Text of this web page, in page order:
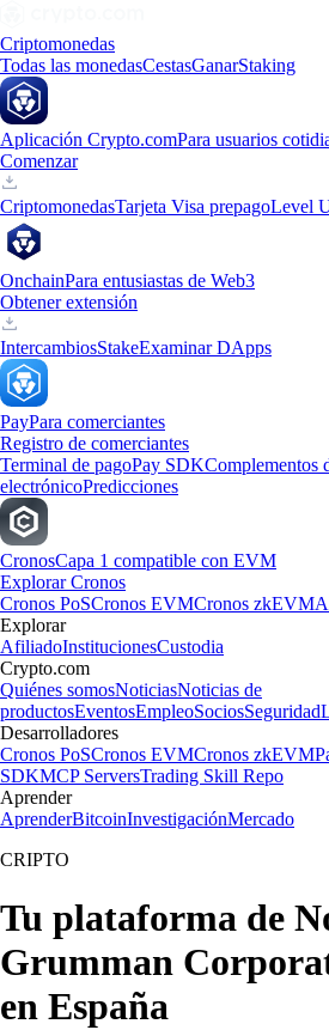
Criptomonedas
Todas las monedasCestasGanarStaking
Aplicación Crypto.comPara usuarios
Comenzar
CriptomonedasTarjeta Visa prepagoLevel
OnchainPara entusiastas de Web3
Obtener extensión
IntercambiosStakeExaminar DApps
PayPara comerciantes
Registro de comerciantes
Terminal de pagoPay SDKComplementos
electrónicoPredicciones
CronosCapa 1 compatible con EVM
Explorar Cronos
Cronos PoSCronos EVMCronos zkEVM
Explorar
AfiliadoInstitucionesCustodia
Crypto.com
Quiénes somosNoticiasNoticias de
productosEventosEmpleoSociosSeguridad
Desarrolladores
Cronos PoSCronos EVMCronos zkEVM
SDKMCP ServersTrading Skill Repo
Aprender
AprenderBitcoinInvestigaciónMercado
CRIPTO
Tu plataforma de
Grumman
en España